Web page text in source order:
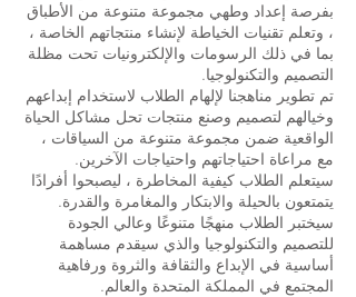
بفرصة إعداد وطهي مجموعة متنوعة من الأطباق
، وتعلم تقنيات الخياطة لإنشاء منتجاتهم الخاصة ،
بما في ذلك الرسومات والإلكترونيات تحت مظلة
التصميم والتكنولوجيا.
تم تطوير مناهجنا لإلهام الطلاب لاستخدام إبداعهم
وخيالهم لتصميم وصنع منتجات تحل مشاكل الحياة
الواقعية ضمن مجموعة متنوعة من السياقات ،
مع مراعاة احتياجاتهم واحتياجات الآخرين.
سيتعلم الطلاب كيفية المخاطرة ، ليصبحوا أفرادًا
يتمتعون بالحيلة والابتكار والمغامرة والقدرة.
سيختبر الطلاب منهجًا متنوعًا وعالي الجودة
للتصميم والتكنولوجيا والذي سيقدم مساهمة
أساسية في الإبداع والثقافة والثروة ورفاهية
المجتمع في المملكة المتحدة والعالم.